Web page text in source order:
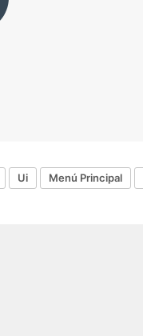
Ui Menú Principal